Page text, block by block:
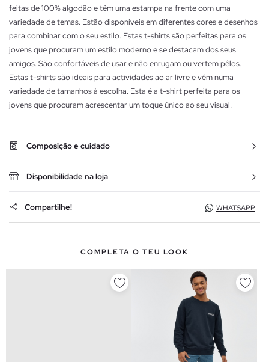
feitas de 100% algodão e têm uma estampa na frente com uma
variedade de temas. Estão disponíveis em diferentes cores e desenhos
para combinar com o seu estilo. Estas t-shirts são perfeitas para os
jovens que procuram um estilo moderno e se destacam dos seus
amigos. São confortáveis de usar e não enrugam ou vertem pêlos.
Estas t-shirts são ideais para actividades ao ar livre e vêm numa
variedade de tamanhos à escolha. Esta é a t-shirt perfeita para os
jovens que procuram acrescentar um toque único ao seu visual.
Composição e cuidado
Disponibilidade na loja
Compartilhe! WHATSAPP
COMPLETA O TEU LOOK